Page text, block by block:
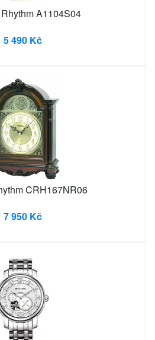
A1104S04
5 490 Kč
CRH167NR06
7 950 Kč